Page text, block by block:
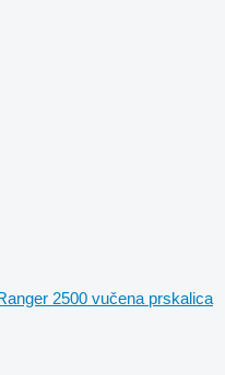
2500 vučena prskalica